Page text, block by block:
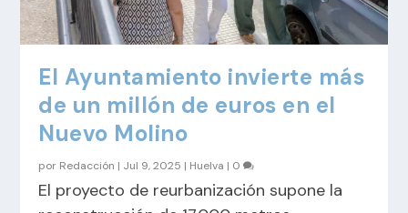
El Ayuntamiento invierte más
de un millón de euros en el
Nuevo Molino
por Redacción | Jul 9, 2025 | Huelva | 0
El proyecto de reurbanización supone la